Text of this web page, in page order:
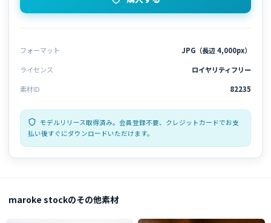
フォーマット
JPG（長辺 4,000px）
ライセンス
ロイヤリティフリー
素材ID
82235
モデルリリース取得済み。会員登録不要、クレジットカードでお支
払い後すぐにダウンロードいただけます。
maroke stockのその他素材